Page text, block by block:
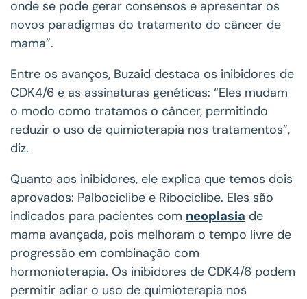
onde se pode gerar consensos e apresentar os
novos paradigmas do tratamento do câncer de
mama”.
Entre os avanços, Buzaid destaca os inibidores de
CDK4/6 e as assinaturas genéticas: “Eles mudam
o modo como tratamos o câncer, permitindo
reduzir o uso de quimioterapia nos tratamentos”,
diz.
Quanto aos inibidores, ele explica que temos dois
aprovados: Palbociclibe e Ribociclibe. Eles são
indicados para pacientes com neoplasia de
mama avançada, pois melhoram o tempo livre de
progressão em combinação com
hormonioterapia. Os inibidores de CDK4/6 podem
permitir adiar o uso de quimioterapia nos